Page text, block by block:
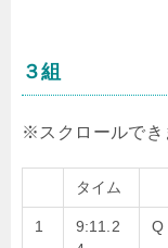
３組
タイム
1
9:11.2
Q